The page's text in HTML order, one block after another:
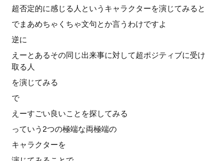
超否定的に感じる人というキャラクターを演じてみると
でまあめちゃくちゃ文句とか言うわけですよ
逆に
えーとあるその同じ出来事に対して超ポジティブに受け
取る人
を演じてみる
で
えーすごい良いことを探してみる
っていう2つの極端な両極端の
キャラクターを